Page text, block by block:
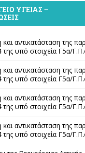
ΥΓΕΊΑΣ –
αντικατάσταση της
υπό στοιχεία Γ5α/
αντικατάσταση της
υπό στοιχεία Γ5α/
αντικατάσταση της
υπό στοιχεία Γ5α/
αντικατάσταση της
υπό στοιχεία Γ5α/